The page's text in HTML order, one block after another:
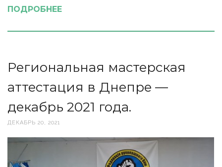
ПОДРОБНЕЕ
Региональная мастерская
аттестация в Днепре —
декабрь 2021 года.
ДЕКАБРЬ 20, 2021